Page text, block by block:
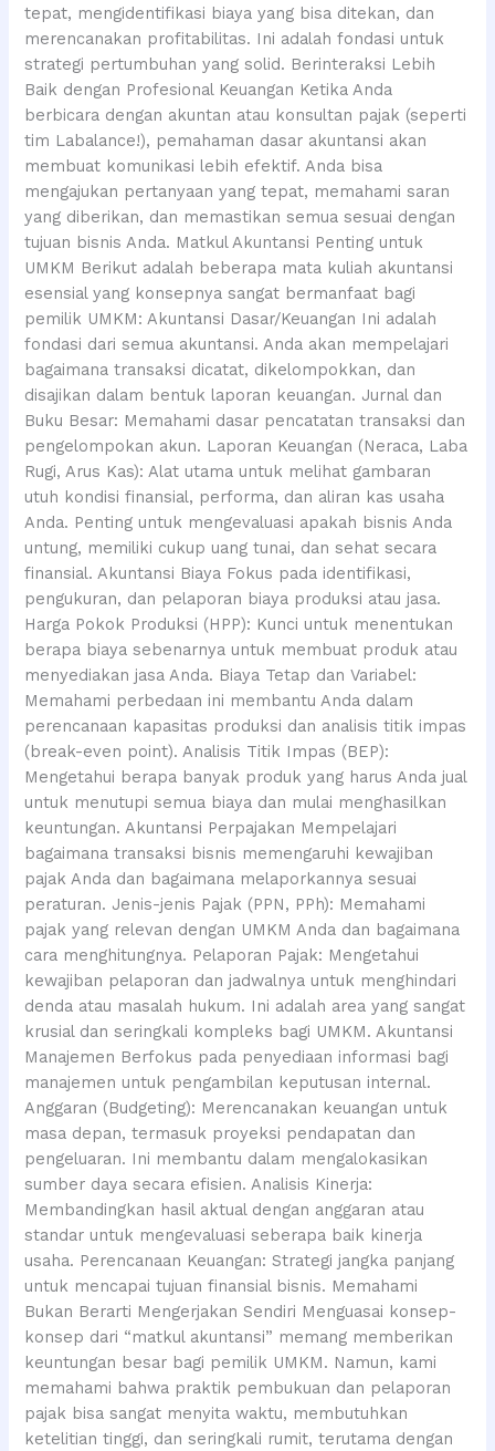
tepat, mengidentifikasi biaya yang bisa ditekan, dan
merencanakan profitabilitas. Ini adalah fondasi untuk
strategi pertumbuhan yang solid. Berinteraksi Lebih
Baik dengan Profesional Keuangan Ketika Anda
berbicara dengan akuntan atau konsultan pajak (seperti
tim Labalance!), pemahaman dasar akuntansi akan
membuat komunikasi lebih efektif. Anda bisa
mengajukan pertanyaan yang tepat, memahami saran
yang diberikan, dan memastikan semua sesuai dengan
tujuan bisnis Anda. Matkul Akuntansi Penting untuk
UMKM Berikut adalah beberapa mata kuliah akuntansi
esensial yang konsepnya sangat bermanfaat bagi
pemilik UMKM: Akuntansi Dasar/Keuangan Ini adalah
fondasi dari semua akuntansi. Anda akan mempelajari
bagaimana transaksi dicatat, dikelompokkan, dan
disajikan dalam bentuk laporan keuangan. Jurnal dan
Buku Besar: Memahami dasar pencatatan transaksi dan
pengelompokan akun. Laporan Keuangan (Neraca, Laba
Rugi, Arus Kas): Alat utama untuk melihat gambaran
utuh kondisi finansial, performa, dan aliran kas usaha
Anda. Penting untuk mengevaluasi apakah bisnis Anda
untung, memiliki cukup uang tunai, dan sehat secara
finansial. Akuntansi Biaya Fokus pada identifikasi,
pengukuran, dan pelaporan biaya produksi atau jasa.
Harga Pokok Produksi (HPP): Kunci untuk menentukan
berapa biaya sebenarnya untuk membuat produk atau
menyediakan jasa Anda. Biaya Tetap dan Variabel:
Memahami perbedaan ini membantu Anda dalam
perencanaan kapasitas produksi dan analisis titik impas
(break-even point). Analisis Titik Impas (BEP):
Mengetahui berapa banyak produk yang harus Anda jual
untuk menutupi semua biaya dan mulai menghasilkan
keuntungan. Akuntansi Perpajakan Mempelajari
bagaimana transaksi bisnis memengaruhi kewajiban
pajak Anda dan bagaimana melaporkannya sesuai
peraturan. Jenis-jenis Pajak (PPN, PPh): Memahami
pajak yang relevan dengan UMKM Anda dan bagaimana
cara menghitungnya. Pelaporan Pajak: Mengetahui
kewajiban pelaporan dan jadwalnya untuk menghindari
denda atau masalah hukum. Ini adalah area yang sangat
krusial dan seringkali kompleks bagi UMKM. Akuntansi
Manajemen Berfokus pada penyediaan informasi bagi
manajemen untuk pengambilan keputusan internal.
Anggaran (Budgeting): Merencanakan keuangan untuk
masa depan, termasuk proyeksi pendapatan dan
pengeluaran. Ini membantu dalam mengalokasikan
sumber daya secara efisien. Analisis Kinerja:
Membandingkan hasil aktual dengan anggaran atau
standar untuk mengevaluasi seberapa baik kinerja
usaha. Perencanaan Keuangan: Strategi jangka panjang
untuk mencapai tujuan finansial bisnis. Memahami
Bukan Berarti Mengerjakan Sendiri Menguasai konsep-
konsep dari “matkul akuntansi” memang memberikan
keuntungan besar bagi pemilik UMKM. Namun, kami
memahami bahwa praktik pembukuan dan pelaporan
pajak bisa sangat menyita waktu, membutuhkan
ketelitian tinggi, dan seringkali rumit, terutama dengan